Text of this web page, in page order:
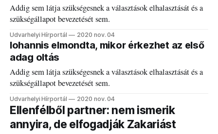
Addig sem látja szükségesnek a választások elhalasztását és a
szükségállapot bevezetését sem.
Udvarhelyi Hírportál 2020 nov. 04
Iohannis elmondta, mikor érkezhet az első
adag oltás
Addig sem látja szükségesnek a választások elhalasztását és a
szükségállapot bevezetését sem.
Udvarhelyi Hírportál 2020 nov. 04
Ellenfélből partner: nem ismerik
annyira, de elfogadják Zakariást